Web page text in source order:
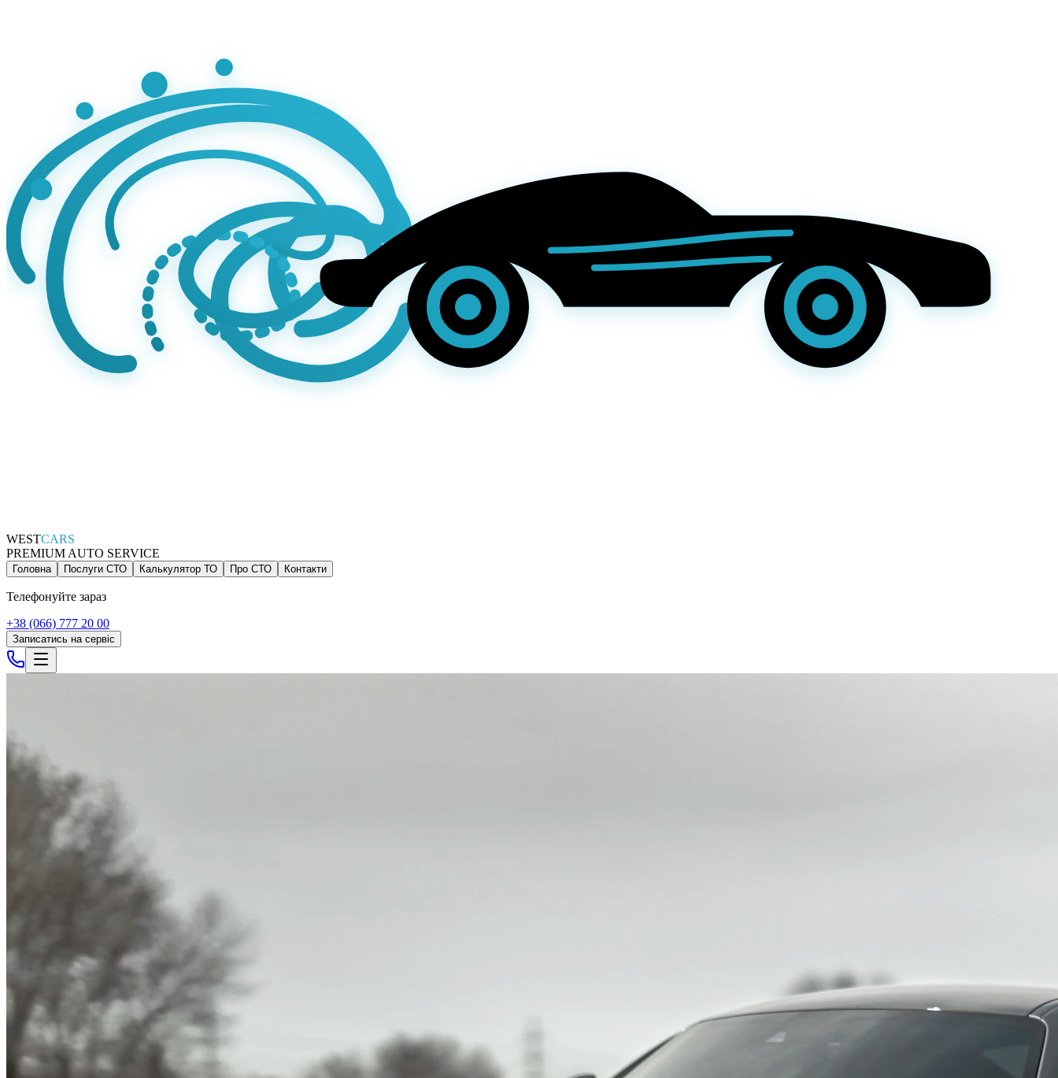
WESTCARS
PREMIUM AUTO SERVICE
Головна Послуги СТО Калькулятор ТО Про СТО Контакти
Телефонуйте зараз
+38 (066) 777 20 00
Записатись на сервіс